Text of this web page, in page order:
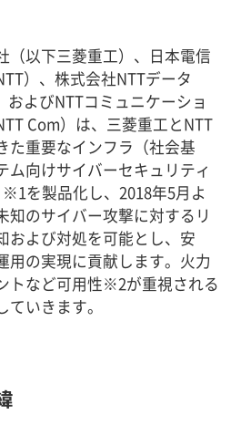
（以下三菱重工）、日本電信
）、株式会社NTTデータ
およびNTTコミュニケーショ
Com）は、三菱重工とNTT
た重要なインフラ（社会基
ム向けサイバーセキュリティ
を製品化し、2018年5月よ
知のサイバー攻撃に対するリ
および対処を可能とし、安
用の実現に貢献します。火力
トなど可用性※2が重視される
いきます。